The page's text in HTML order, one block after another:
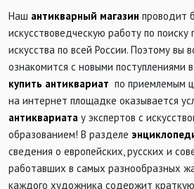
Наш антикварный магазин проводит
искусствоведческую работу по поиску
искусства по всей России. Поэтому вы
ознакомится с новыми поступлениями
купить антиквариат по приемлемым
на интернет площадке оказывается
антиквариата у экспертов с
образованием! В разделе
сведения о европейских, русских и
работавших в самых разнообразных
каждого художника содержит